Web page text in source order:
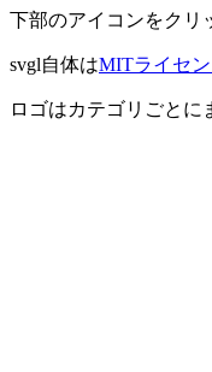
下部のアイコンをクリ
svgl自体はMITライセン
ロゴはカテゴリごとに